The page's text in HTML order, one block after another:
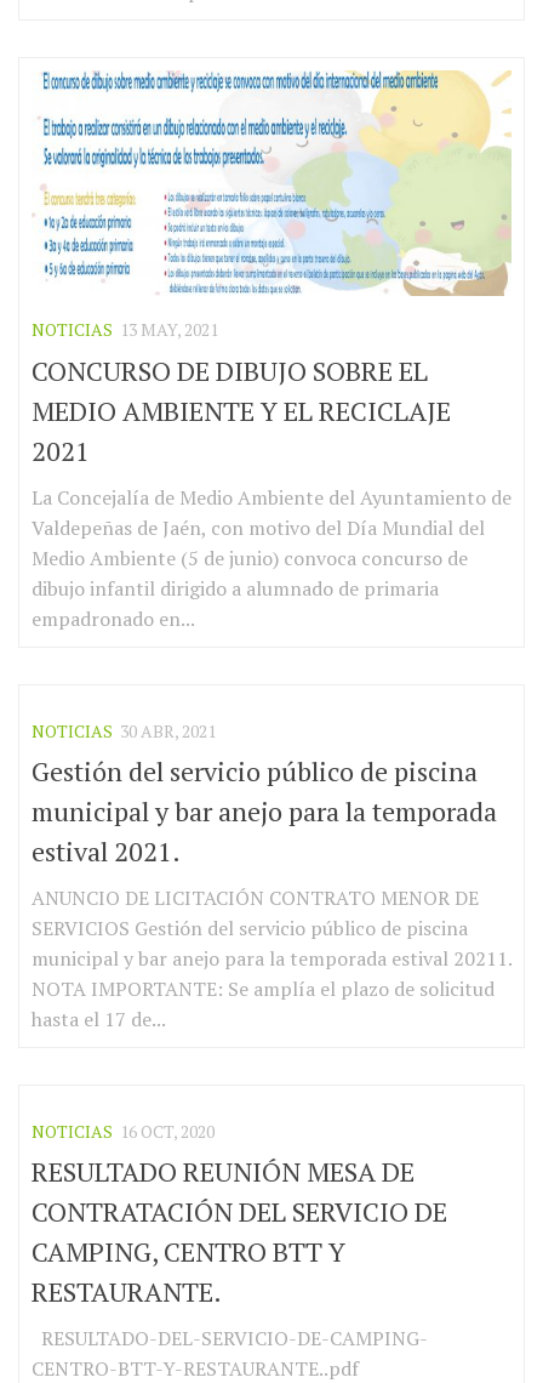
NOTICIAS 13 MAY, 2021
CONCURSO DE DIBUJO SOBRE EL
MEDIO AMBIENTE Y EL RECICLAJE
2021
La Concejalía de Medio Ambiente del Ayuntamiento de
Valdepeñas de Jaén, con motivo del Día Mundial del
Medio Ambiente (5 de junio) convoca concurso de
dibujo infantil dirigido a alumnado de primaria
empadronado en...
NOTICIAS 30 ABR, 2021
Gestión del servicio público de piscina
municipal y bar anejo para la temporada
estival 2021.
ANUNCIO DE LICITACIÓN CONTRATO MENOR DE
SERVICIOS Gestión del servicio público de piscina
municipal y bar anejo para la temporada estival 20211.
NOTA IMPORTANTE: Se amplía el plazo de solicitud
hasta el 17 de...
NOTICIAS 16 OCT, 2020
RESULTADO REUNIÓN MESA DE
CONTRATACIÓN DEL SERVICIO DE
CAMPING, CENTRO BTT Y
RESTAURANTE.
RESULTADO-DEL-SERVICIO-DE-CAMPING-
CENTRO-BTT-Y-RESTAURANTE..pdf